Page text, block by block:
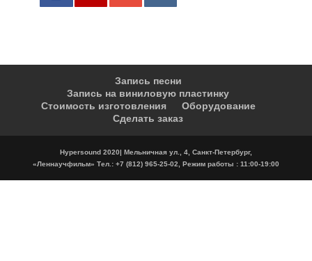
Запись песни
Запись на виниловую пластинку
Стоимость изготовления
Оборудование
Сделать заказ
Hypersound 2020| Мельничная ул., 4, Санкт-Петербург,
«Леннаучфильм» Тел.: +7 (812) 965-25-02, Режим работы : 11:00-19:00